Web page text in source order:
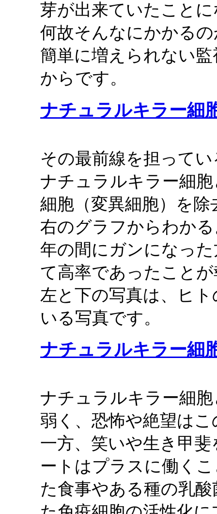
芽が出来ていたこと
何故そんなにかかる
簡単に増えられない
からです。
ナチュラルキラー細
その最前線を担って
ナチュラルキラー細
細胞（変異細胞）を
右のグラフからわか
年の間にガンになっ
て高率であったこと
左と下の写真は、ヒ
いる写真です。
ナチュラルキラー細
ナチュラルキラー細
弱く、恐怖や絶望は
一方、笑いや生き甲
ートはプラスに働く
た食事やある種の乳